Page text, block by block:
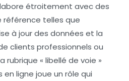
étroitement avec des
telles que
à jour des données et la
clients professionnels ou
rubrique « libellé de voie »
ligne joue un rôle qui